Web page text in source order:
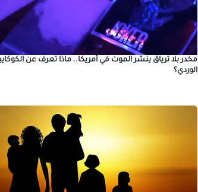
مخدر بلا ترياق ينشر الموت في أمريكا.. ماذا تعرف عن
الوردي؟